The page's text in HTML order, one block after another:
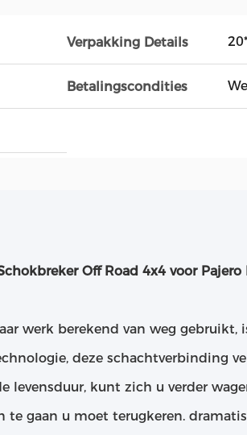
Verpakking Details
Betalingscondities
Off Road 4x4 voor Pajero
werk berekend van weg gebruikt,
deze schachtverbinding
levensduur, kunt zich u verder
te gaan u moet terugkeren.